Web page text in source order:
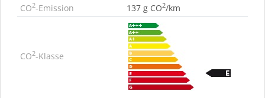
CO2-Emission 137 g CO2/km
CO2-Klasse